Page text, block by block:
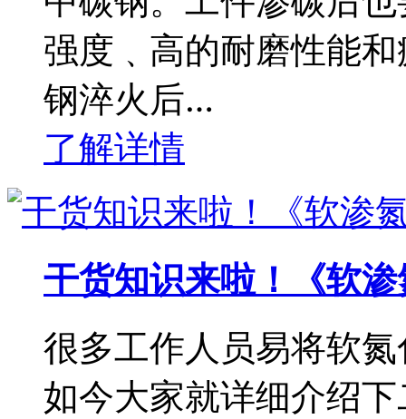
强度﹑高的耐磨性能
钢淬火后…
了解详情
干货知识来啦！《软
很多工作人员易将软
如今大家就详细介绍